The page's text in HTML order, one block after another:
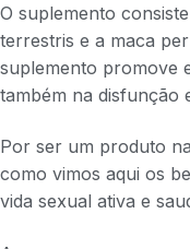
O suplemento
terrestris e a maca
suplemento promove
também na disfunção
Por ser um produto
como vimos aqui os
vida sexual ativa e